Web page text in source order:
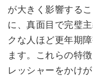
が大きく影響する
に、真面目で完璧
クな人ほど更年期
ます。これらの特
レッシャーをかけ